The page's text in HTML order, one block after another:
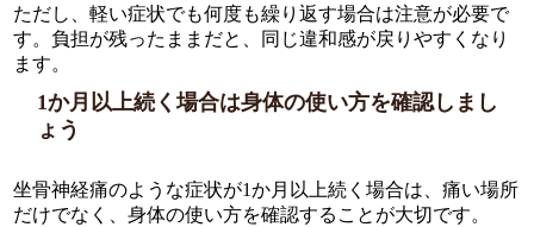
ただし、軽い症状でも何度も繰り返す場合は注意が必要で
す。負担が残ったままだと、同じ違和感が戻りやすくなり
ます。
1か月以上続く場合は身体の使い方を確認しまし
ょう
坐骨神経痛のような症状が1か月以上続く場合は、痛い場所
だけでなく、身体の使い方を確認することが大切です。